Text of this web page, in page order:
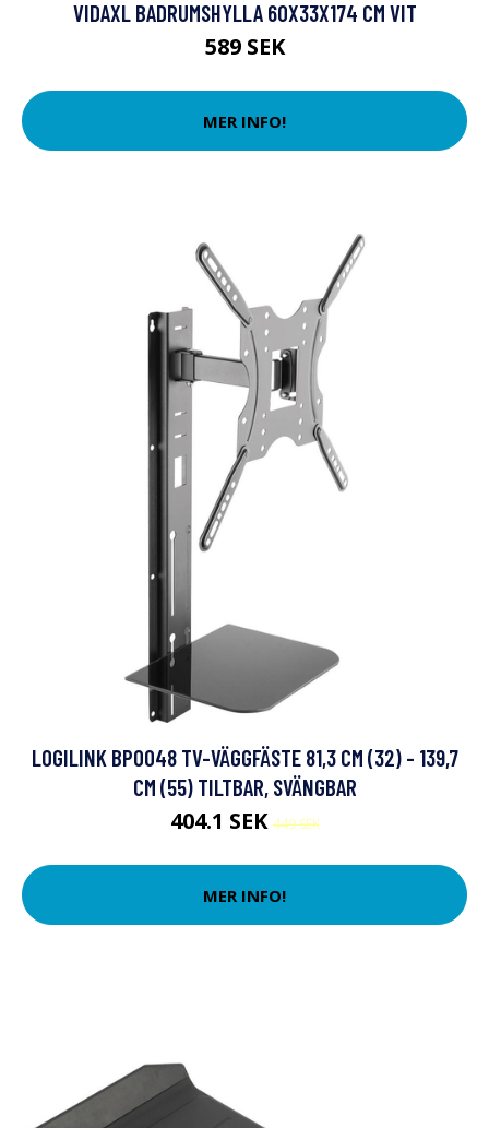
VIDAXL BADRUMSHYLLA 60X33X174 CM VIT
589 SEK
MER INFO!
LOGILINK BP0048 TV-VÄGGFÄSTE 81,3 CM (32) - 139,7
CM (55) TILTBAR, SVÄNGBAR
404.1 SEK449 SEK
MER INFO!